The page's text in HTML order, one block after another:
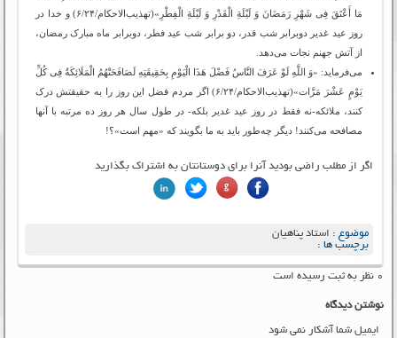
مَا أَعْتَقَ فِی شَهْرِ رَمَضَانَ وَ لَیْلَةِ الْقَدْرِ وَ لَیْلَةِ الْفِطْرِ»(تهذیب‌الاحکام/۶/۲۴) و خدا در
روز عید غدیر دوبرابر شب قدر، دو برابر شب عید فطر، دوبرابر ماه مبارک رمضان،
از آتش جهنم نجات می‌دهد.
می‌فرماید: «وَ اللَّهِ لَوْ عَرَفَ النَّاسُ فَضْلَ هَذَا الْیَوْمِ بِحَقِیقَتِهِ لَصَافَحَتْهُمُ الْمَلَائِکَةُ فِی کُلِّ
یَوْمٍ عَشْرَ مَرَّات‏»(تهذیب‌الاحکام/۶/۲۴) اگر مردم فضل این روز را به حقیقتش درک
کنند، ملائکه-نه فقط در روز عید غدیر بلکه- در طول سال هر روز ده مرتبه با آنها
مصافحه می‌کنند! دیگر چه‌طور باید به ما بگویند که «مهم است»؟!
اگر از مطلب راضی بودید آنرا برای دوستانتان به اشتراک بگذارید
موضوع : استاد پناهیان
برچسب ها :
۰ نظر به ثبت رسیده است
نوشتن دیدگاه
ایمیل شما آشکار نمی شود